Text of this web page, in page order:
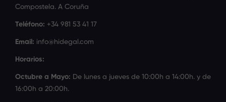
Compostela. A Coruña
Teléfono: +34 981 53 41 17
Email: info@hidegal.com
Horarios:
Octubre a Mayo: De lunes a jueves de 10:00h a 14:00h. y de
16:00h a 20:00h.